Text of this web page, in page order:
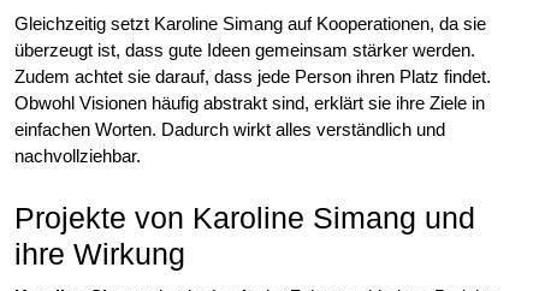
Gleichzeitig setzt Karoline Simang auf Kooperationen, da sie
überzeugt ist, dass gute Ideen gemeinsam stärker werden.
Zudem achtet sie darauf, dass jede Person ihren Platz findet.
Obwohl Visionen häufig abstrakt sind, erklärt sie ihre Ziele in
einfachen Worten. Dadurch wirkt alles verständlich und
nachvollziehbar.
Projekte von Karoline Simang und
ihre Wirkung